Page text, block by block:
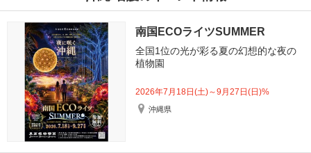
南国ECOライツSUMMER
全国1位の光が彩る夏の幻想的な夜の
植物園
2026年7月18日(土)～9月27日(日)%
沖縄県